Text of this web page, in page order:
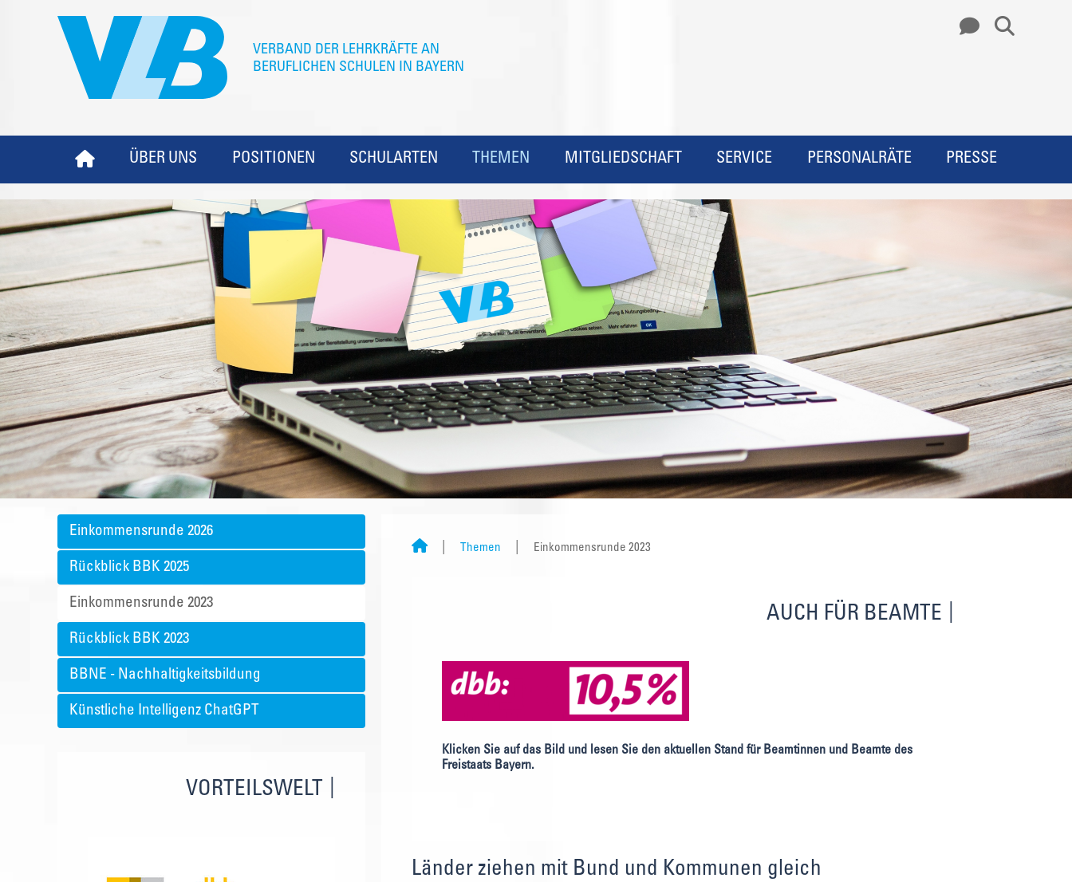
ÜBER UNS POSITIONEN SCHULARTEN THEMEN MITGLIEDSCHAFT SERVICE PERSONALRÄTE PRESSE
Einkommensrunde 2026
Rückblick BBK 2025
Einkommensrunde 2023
Rückblick BBK 2023
BBNE - Nachhaltigkeitsbildung
Künstliche Intelligenz ChatGPT
VORTEILSWELT
Themen Einkommensrunde 2023
AUCH FÜR BEAMTE
Klicken Sie auf das Bild und lesen Sie den aktuellen Stand für Beamtinnen und Beamte des
Freistaats Bayern.
Länder ziehen mit Bund und Kommunen gleich